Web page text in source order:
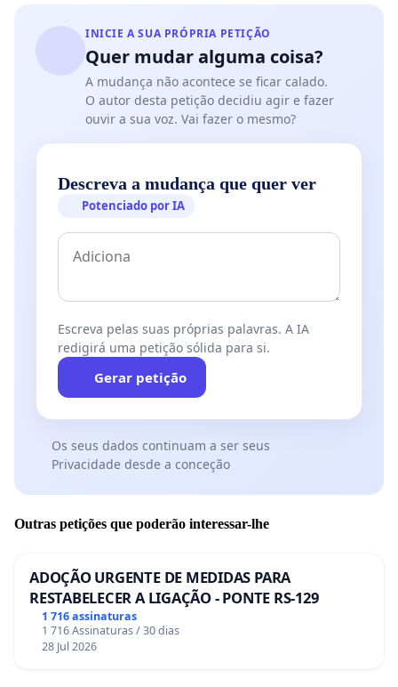
INICIE A SUA PRÓPRIA PETIÇÃO
Quer mudar alguma coisa?
A mudança não acontece se ficar calado.
O autor desta petição decidiu agir e fazer
ouvir a sua voz. Vai fazer o mesmo?
Descreva a mudança que quer ver
Potenciado por IA
Escreva pelas suas próprias palavras. A IA
redigirá uma petição sólida para si.
Gerar petição
Os seus dados continuam a ser seus
Privacidade desde a conceção
Outras petições que poderão interessar-lhe
ADOÇÃO URGENTE DE MEDIDAS PARA
RESTABELECER A LIGAÇÃO - PONTE RS-129
1 716 assinaturas
1 716 Assinaturas / 30 dias
28 Jul 2026